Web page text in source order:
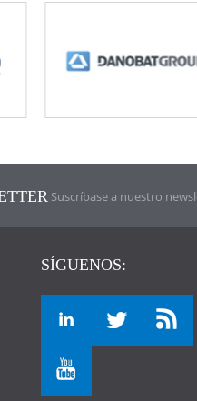
Suscríbase a nuestro
SÍGUENOS: